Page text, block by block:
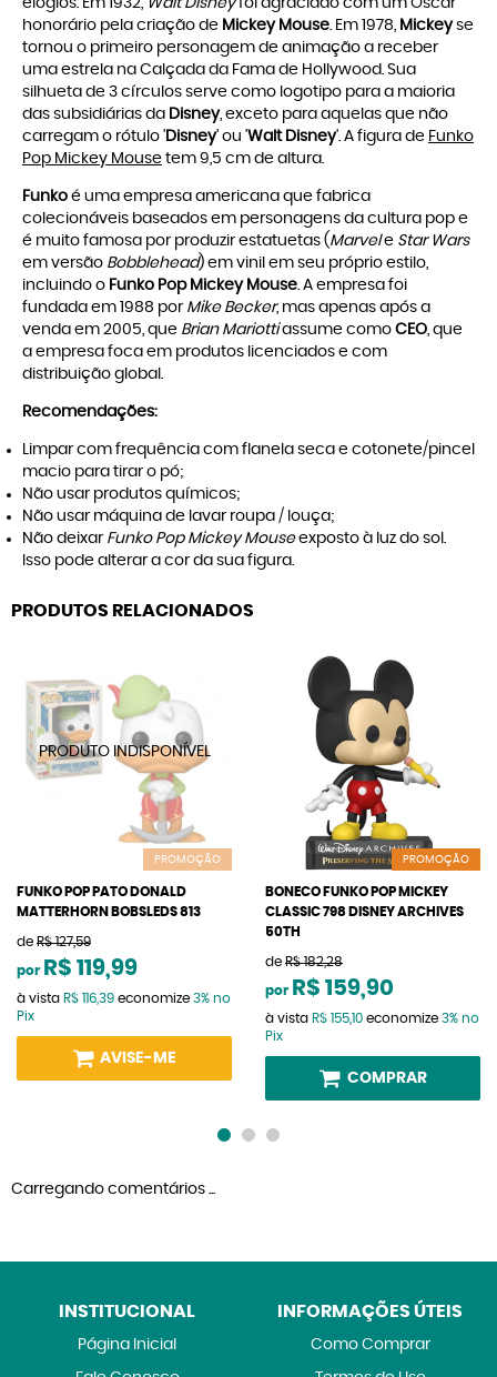
elogios. Em 1932, Walt Disneyfoi agraciado com um Oscar
honorário pela criação de Mickey Mouse. Em 1978, Mickeyse
tornou o primeiro personagem de animação a receber
uma estrela na Calçada da Fama de Hollywood. Sua
silhueta de 3 círculos serve como logotipo para a maioria
das subsidiárias da Disney, exceto para aquelas que não
carregam o rótulo 'Disney' ou 'Walt Disney'. A figura de Funko
Pop Mickey Mouse tem 9,5 cm de altura.
Funko é uma empresa americana que fabrica
colecionáveis baseados em personagens da cultura pop e
é muito famosa por produzir estatuetas (Marvele Star Wars
em versão Bobblehead) em vinil em seu próprio estilo,
incluindo o Funko Pop Mickey Mouse. A empresa foi
fundada em 1988 por Mike Becker, mas apenas após a
venda em 2005, que Brian Mariottiassume como CEO, que
a empresa foca em produtos licenciados e com
distribuição global.
Recomendações:
Limpar com frequência com flanela seca e cotonete/pincel
macio para tirar o pó;
Não usar produtos químicos;
Não usar máquina de lavar roupa / louça;
Não deixar Funko Pop Mickey Mouseexposto à luz do sol.
Isso pode alterar a cor da sua figura.
PRODUTOS RELACIONADOS
PROMOÇÃO
FUNKO POP PATO DONALD
MATTERHORN BOBSLEDS 813
de R$ 127,59
por R$ 119,99
à vista R$ 116,39 economize 3% no
Pix
AVISE-ME
PROMOÇÃO
BONECO FUNKO POP MICKEY
CLASSIC 798 DISNEY ARCHIVES
50TH
de R$ 182,28
por R$ 159,90
à vista R$ 155,10 economize 3% no
Pix
COMPRAR
Carregando comentários ...
INSTITUCIONAL
Página Inicial
INFORMAÇÕES ÚTEIS
Como Comprar